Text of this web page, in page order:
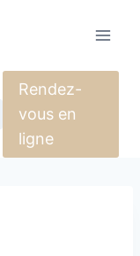
Rendez-
vous en
ligne